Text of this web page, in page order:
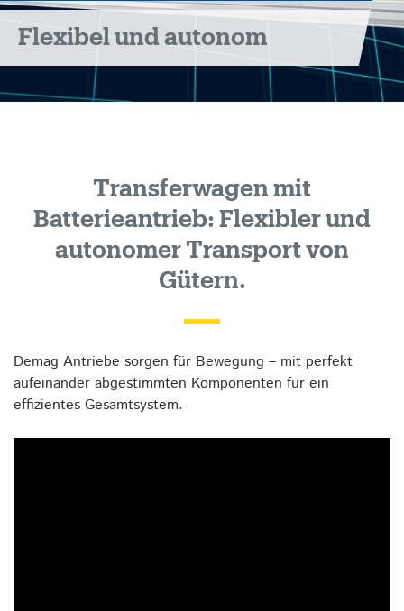
Flexibel und autonom
Transferwagen mit
Batterieantrieb: Flexibler und
autonomer Transport von
Gütern.
Demag Antriebe sorgen für Bewegung – mit perfekt
aufeinander abgestimmten Komponenten für ein
effizientes Gesamtsystem.